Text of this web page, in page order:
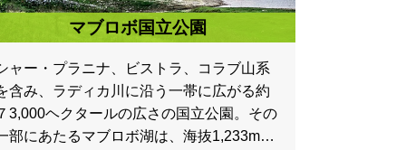
マブロボ国立公園
ャー・プラニナ、ビストラ、コラブ山系
含み、ラディカ川に沿う一帯に広がる約
3,000ヘクタールの広さの国立公園。その
部にあたるマブロボ湖は、海抜1,233mに